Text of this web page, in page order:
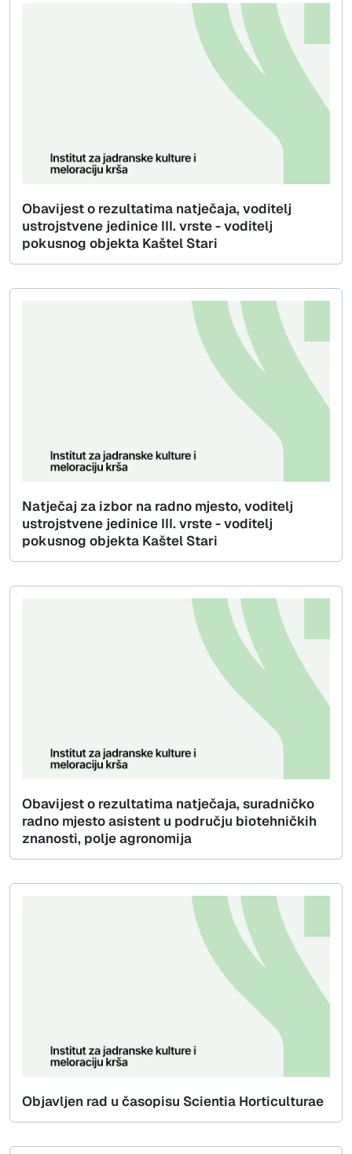
Obavijest o rezultatima natječaja, voditelj
ustrojstvene jedinice III. vrste - voditelj
pokusnog objekta Kaštel Stari
Natječaj za izbor na radno mjesto, voditelj
ustrojstvene jedinice III. vrste - voditelj
pokusnog objekta Kaštel Stari
Obavijest o rezultatima natječaja, suradničko
radno mjesto asistent u području biotehničkih
znanosti, polje agronomija
Objavljen rad u časopisu Scientia Horticulturae